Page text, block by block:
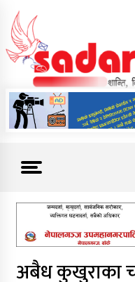
content
News For Nepal
अबैध कुखुराका